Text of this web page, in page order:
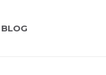
BLOG